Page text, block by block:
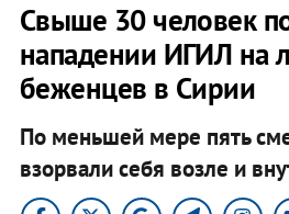
Свыше 30 человек
нападении ИГИЛ на
беженцев в Сирии
По меньшей мере пять
взорвали себя возле и